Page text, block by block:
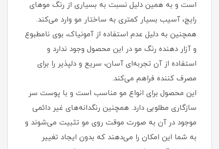
است و به همین دلیل نسبت به بسیاری از رنگ موهای
رایج، آسیب بسیار کمتری به ساختار مو وارد می‌کند.
همچنین به دلیل عدم استفاده از آمونیاک، بوی نامطبوع
و آزار دهنده رنگ مو در این محصول وجود ندارد و
استفاده از آن تجربه‌ای آسان، سریع و دلپذیر را برای
مصرف‌ کننده فراهم می‌کند.
این محصول برای انواع مو مناسب است و با پوست سر
سازگاری مطلوبی دارد. همچنین رنگدانه‌های غیر دائمی
موجود در آن به صورت موقت روی مو تثبیت می‌شوند و
به شما این امکان را می‌دهند که بدون ایجاد تغییر